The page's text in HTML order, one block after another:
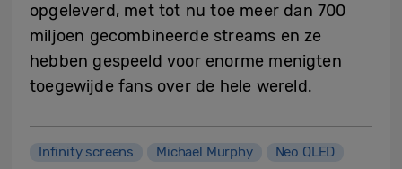
opgeleverd, met tot nu toe meer dan 700
miljoen gecombineerde streams en ze
hebben gespeeld voor enorme menigten
toegewijde fans over de hele wereld.
Infinity screens Michael Murphy
Neo QLED